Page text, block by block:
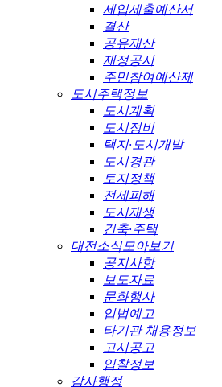
세입세출예산서
결산
공유재산
재정공시
주민참여예산제
도시주택정보
도시계획
도시정비
택지·도시개발
도시경관
토지정책
전세피해
도시재생
건축·주택
대전소식모아보기
공지사항
보도자료
문화행사
입법예고
타기관 채용정보
고시공고
입찰정보
감사행정